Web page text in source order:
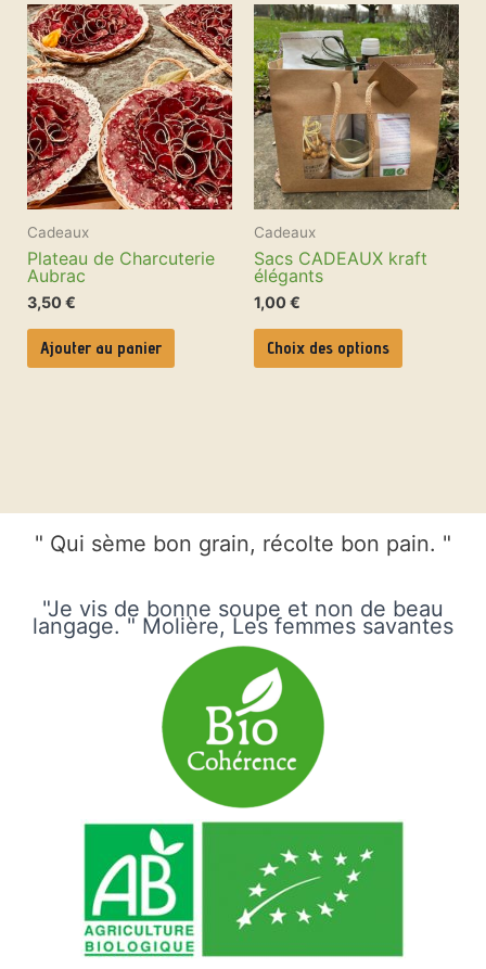
Cadeaux
Plateau de Charcuterie
Aubrac
3,50 €
Ajouter au panier
Cadeaux
Sacs CADEAUX kraft
élégants
1,00 €
Choix des options
Ce
produit
a
plusieurs
variations.
Les
options
peuvent
être
choisies
sur
la
produit
" Qui sème bon grain, récolte bon pain. "
"Je vis de bonne soupe et non de beau
langage. " Molière, Les femmes savantes